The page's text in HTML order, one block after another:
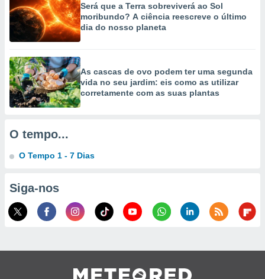
utilizar
criar
medir
dos
os
de dados
fontes,
melhorar
dados
Será que a Terra sobreviverá ao Sol
moribundo? A ciência reescreve o último
dia do nosso planeta
As cascas de ovo podem ter uma segunda
vida no seu jardim: eis como as utilizar
corretamente com as suas plantas
O tempo...
O Tempo 1 - 7 Dias
Siga-nos